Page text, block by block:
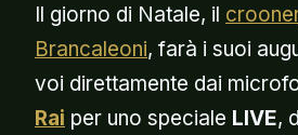
Il giorno di Natale, il
Brancaleoni, farà i suoi
voi direttamente dai
Rai per uno speciale LIVE,